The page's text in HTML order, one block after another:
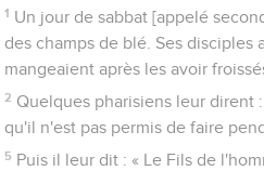
1 Un jour de sabbat [appelé
des champs de blé. Ses disciples
mangeaient après les avoir
2 Quelques pharisiens leur dirent
qu'il n'est pas permis de faire
5 Puis il leur dit : « Le Fils de